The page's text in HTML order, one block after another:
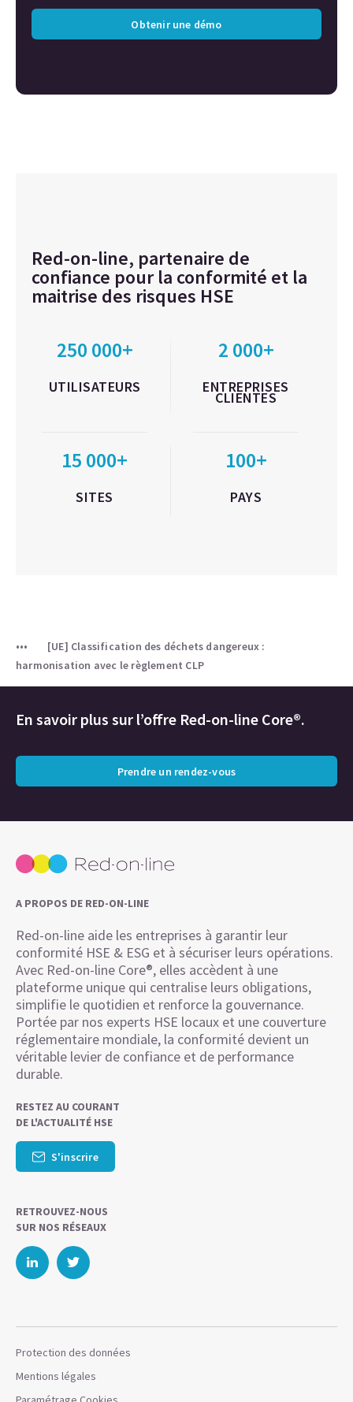
Obtenir une démo
Red-on-line, partenaire de
confiance pour la conformité et la
maitrise des risques HSE
250 000+
UTILISATEURS
2 000+
ENTREPRISES
CLIENTES
15 000+
SITES
100+
PAYS
[UE] Classification des déchets dangereux :
harmonisation avec le règlement CLP
En savoir plus sur l’offre Red-on-line Core®.
Prendre un rendez-vous
A PROPOS DE RED-ON-LINE
Red-on-line aide les entreprises à garantir leur
conformité HSE & ESG et à sécuriser leurs opérations.
Avec Red-on-line Core®, elles accèdent à une
plateforme unique qui centralise leurs obligations,
simplifie le quotidien et renforce la gouvernance.
Portée par nos experts HSE locaux et une couverture
réglementaire mondiale, la conformité devient un
véritable levier de confiance et de performance
durable.
RESTEZ AU COURANT
DE L'ACTUALITÉ HSE
S'inscrire
RETROUVEZ-NOUS
SUR NOS RÉSEAUX
Protection des données
Mentions légales